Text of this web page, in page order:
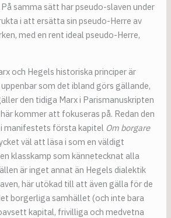
På samma sätt har pseudo-slaven under
i att ersätta sin pseudo-Herre av
med en rent ideal pseudo-Herre,
och Hegels historiska principer är
som det ibland görs gällande,
den tidiga Marx i Parismanuskripten
kommer att fokuseras på. Redan den
manifestets första kapitel Om borgare
väl att läsa i som en väldigt
klasskamp som kännetecknat alla
är inget annat än Hegels dialektik
här utökad till att även gälla för de
borgerliga samhället (och inte bara
kapital, frivilliga och medvetna